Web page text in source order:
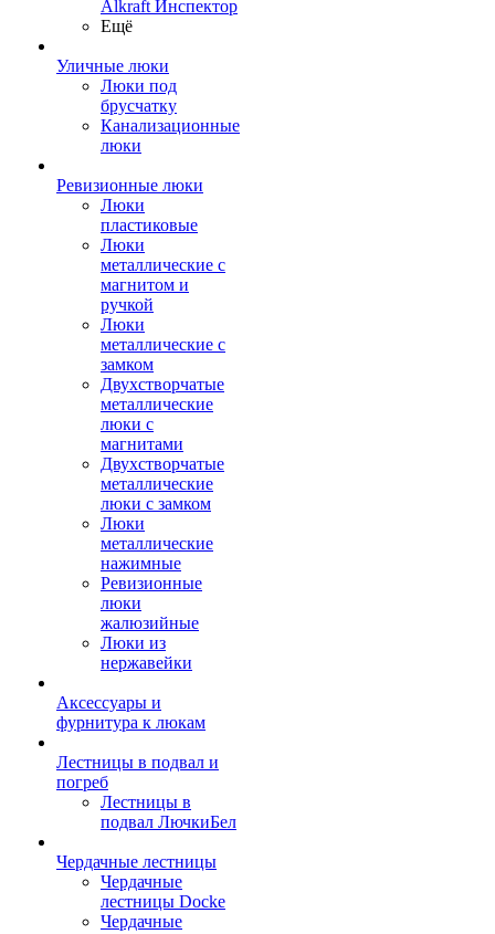
Alkraft Инспектор
Ещё
Уличные люки
Люки под
брусчатку
Канализационные
люки
Ревизионные люки
Люки
пластиковые
Люки
металлические с
магнитом и
ручкой
Люки
металлические с
замком
Двухстворчатые
металлические
люки с
магнитами
Двухстворчатые
металлические
люки с замком
Люки
металлические
нажимные
Ревизионные
люки
жалюзийные
Люки из
нержавейки
Аксессуары и
фурнитура к люкам
Лестницы в подвал и
погреб
Лестницы в
подвал ЛючкиБел
Чердачные лестницы
Чердачные
лестницы Docke
Чердачные